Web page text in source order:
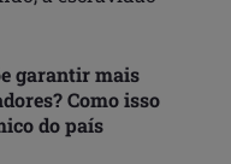
garantir mais
Como isso
do país